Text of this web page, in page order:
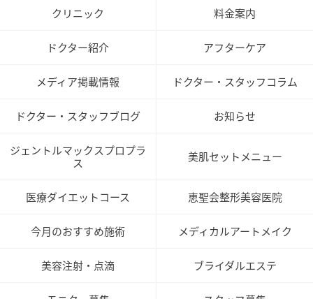
クリニック 料金案内
ドクター紹介 アフターケア
メディア掲載情報 ドクター・スタッフコラム
ドクター・スタッフブログ お知らせ
ジェントルマックスプロプラ
ス
美肌セットメニュー
医療ダイエットコース 恵聖会整形美容医院
今月のおすすめ施術 メディカルアートメイク
美容注射・点滴 ブライダルエステ